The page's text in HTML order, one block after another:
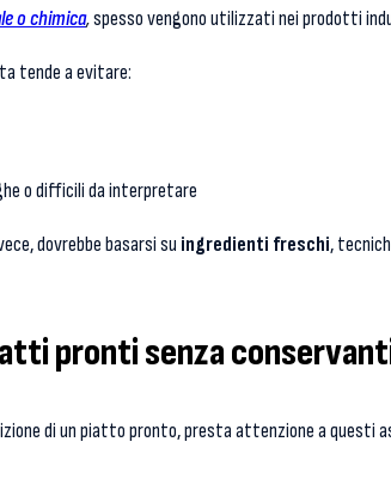
o chimica,spesso vengono utilizzati nei prodotti
tende a evitare:
o difficili da interpretare
dovrebbe basarsi su ingredienti freschi,
pronti senza
di un piatto pronto, presta attenzione a questi